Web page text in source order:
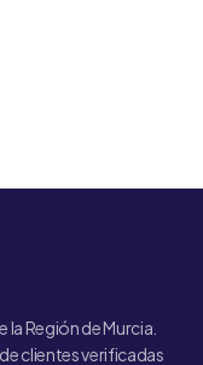
Región de Murcia.
clientes verificadas